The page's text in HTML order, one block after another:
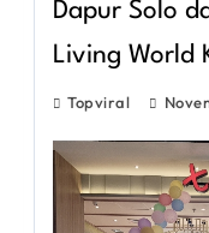
Dapur Solo
Living World
Topviral